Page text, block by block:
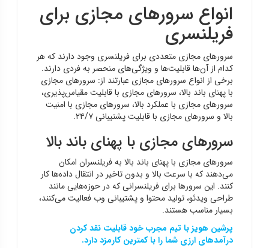
انواع سرورهای مجازی برای
فریلنسری
سرورهای مجازی متعددی برای فریلنسری وجود دارند که هر
کدام از آن‌ها قابلیت‌ها و ویژگی‌های منحصر به فردی دارند.
برخی از انواع سرورهای مجازی عبارتند از: سرورهای مجازی
با پهنای باند بالا، سرورهای مجازی با قابلیت مقیاس‌پذیری،
سرورهای مجازی با عملکرد بالا، سرورهای مجازی با امنیت
بالا و سرورهای مجازی با قابلیت پشتیبانی ۲۴/۷.
سرورهای مجازی با پهنای باند بالا
سرورهای مجازی با پهنای باند بالا به فریلنسران امکان
می‌دهند که با سرعت بالا و بدون تاخیر در انتقال داده‌ها کار
کنند. این سرورها برای فریلنسرانی که در حوزه‌هایی مانند
طراحی ویدئو، تولید محتوا و پشتیبانی وب فعالیت می‌کنند،
بسیار مناسب هستند.
پرشین هویز با تیم مجرب خود قابلیت نقد کردن
درآمدهای ارزی شما را با کمترین کارمزد دارد.